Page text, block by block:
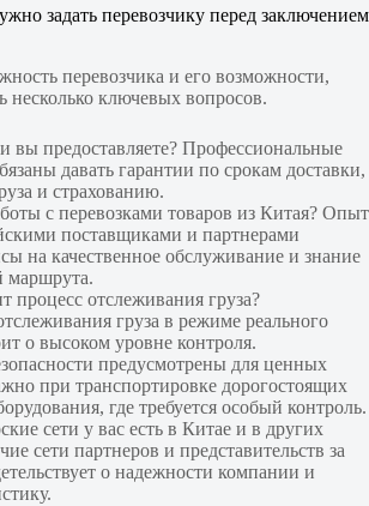
задать перевозчику перед заключением
перевозчика и его возможности,
несколько ключевых вопросов.
вы предоставляете? Профессиональные
давать гарантии по срокам доставки,
и страхованию.
с перевозками товаров из Китая? Опыт
поставщиками и партнерами
на качественное обслуживание и знание
маршрута.
процесс отслеживания груза?
груза в режиме реального
о высоком уровне контроля.
предусмотрены для ценных
при транспортировке дорогостоящих
где требуется особый контроль.
сети у вас есть в Китае и в других
сети партнеров и представительств за
о надежности компании и